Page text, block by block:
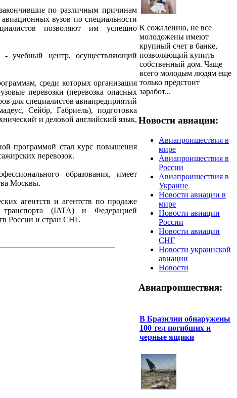
по различным причинам
вузов по специальности
позволяют им успешно
- учебный центр, осуществляющий
среди которых организация
перевозки (перевозка опасных
для специалистов авиапредприятий
Сейбр, Габриель), подготовка
и деловой английский язык,
программой стал курс повышения
перевозок.
образования, имеет
Москвы.
агентств и агентств по продаже
транспорта (IATA) и Федерацией
России и стран СНГ.
К сожалению, не все
молодожены имеют
крупный счет в банке,
позволяющий купить
собственный дом. Чаще
всего молодым людям еще
только предстоит
заработ...
Новости авиации:
Авиапроишествия в
мире
Авиапроишествия в
России
Авиапроишествия в
Украине
Новости авиации в
мире
Новости авиации
России
Новости авиации
СНГ
Новости украинской
авиации
Новости
Авиапроишествия:
В Бразилии обнаружены
100 тел погибших и
черные ящики